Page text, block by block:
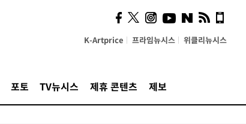
K-Artprice 프라임뉴시스 위클리뉴시스
포토 TV뉴시스 제휴 콘텐츠 제보
시, 스마트폰 액세서리에
NFC 더했다